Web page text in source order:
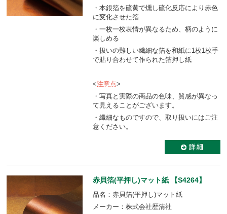
・本銀箔を硫黄で燻し硫化反応により赤色
に変化させた箔
・一枚一枚表情が異なるため、柄のように
楽しめる
・扱いの難しい繊細な箔を和紙に1枚1枚手
で貼り合わせて作られた箔押し紙
<注意点>
・写真と実際の商品の色味、質感が異なっ
て見えることがございます。
・繊細なものですので、取り扱いにはご注
意ください。
赤貝箔(平押し)マット紙 【S4264】
品名：赤貝箔(平押し)マット紙
メーカー：株式会社歴清社